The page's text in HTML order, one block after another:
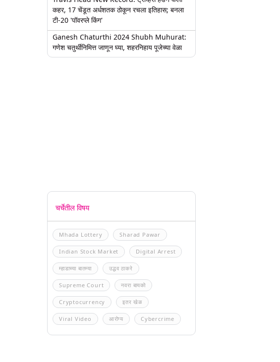
कहर, 17 चेंडूत अर्धशतक ठोकून रचला इतिहास; बनला
टी-20 'पॉवरप्ले किंग'
Ganesh Chaturthi 2024 Shubh Muhurat:
गणेश चतुर्थीनिमित्त जाणून घ्या, शहरनिहाय पूजेच्या वेळा
चर्चेतील विषय
Mhada Lottery Sharad Pawar
Indian Stock Market Digital Arrest
म्हाडाच्या बातम्या उद्धव ठाकरे
Supreme Court नवरा बायको
Cryptocurrency इतर खेळ
Viral Video आरोग्य Cybercrime